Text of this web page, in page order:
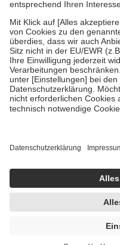
stärken und die besondere
fallenkeine Zuzahlungenan
• Kindern und Jugendlichen
mit Ausnahme der Fahrkosten
• Untersuchungen zur
GKV getragen werden
• empfohlenen
• Harn- und Blutteststreifen
getroffen, um sicherzustellen,
https://help.etrusted.com/
Einige Bilder und Inhalte